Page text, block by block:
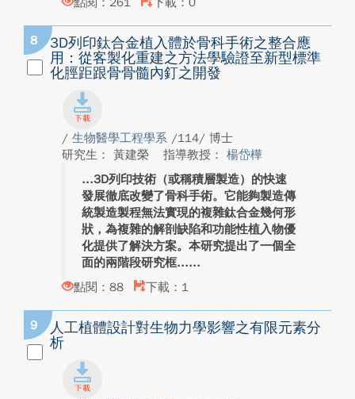
8
3D列印鈦合金植入體於骨科手術之整合應
用：從客製化重建之方法學驗證至新型標準
化脛距跟骨骨髓內釘之開發
/ 生物醫學工程學系 /114/ 博士
研究生： 黃建榮
指導教授： 楊岱樺
3D列印技術（或稱積層製造）的快速
發展徹底改變了骨科手術。它能夠製造傳
統製造製程無法實現的複雜鈦合金幾何形
狀，為複雜的解剖缺陷和功能性植入物優
化提供了解決方案。本研究提出了一個全
面的兩階段研究框...
點閱：88
下載：1
9
人工植體設計對生物力學影響之有限元素分
析